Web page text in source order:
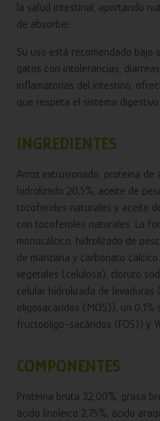
la salud intestinal, aportando
de absorber.
Su uso está recomendado bajo
gatos con intolerancias,
inflamatorias del intestino,
que respeta el sistema
INGREDIENTES
Arroz extrusionado, proteína de
hidrolizado 20,5%, aceite de
tocoferoles naturales y aceite
con tocoferoles naturales. La
monocálcico, hidrolizado de
de manzana y carbonato
vegetales (celulosa), cloruro
celular hidrolizada de
oligosacáridos (MOS)), un
fructooligo-sacáridos (FOS)) y
COMPONENTES
Proteína bruta 32,00%, grasa
ácido linoleico 2,75%, ácido